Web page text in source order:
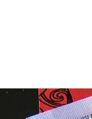
影響
肉 20:40